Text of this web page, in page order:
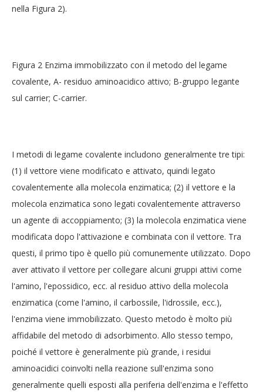
nella Figura 2).
Figura 2 Enzima immobilizzato con il metodo del legame
covalente, A- residuo aminoacidico attivo; B-gruppo legante
sul carrier; C-carrier.
I metodi di legame covalente includono generalmente tre tipi:
(1) il vettore viene modificato e attivato, quindi legato
covalentemente alla molecola enzimatica; (2) il vettore e la
molecola enzimatica sono legati covalentemente attraverso
un agente di accoppiamento; (3) la molecola enzimatica viene
modificata dopo l'attivazione e combinata con il vettore. Tra
questi, il primo tipo è quello più comunemente utilizzato. Dopo
aver attivato il vettore per collegare alcuni gruppi attivi come
l'amino, l'epossidico, ecc. al residuo attivo della molecola
enzimatica (come l'amino, il carbossile, l'idrossile, ecc.),
l'enzima viene immobilizzato. Questo metodo è molto più
affidabile del metodo di adsorbimento. Allo stesso tempo,
poiché il vettore è generalmente più grande, i residui
aminoacidici coinvolti nella reazione sull'enzima sono
generalmente quelli esposti alla periferia dell'enzima e l'effetto